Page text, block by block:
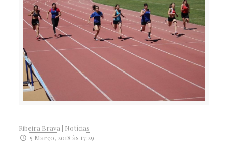
Ribeira Brava
Notícias
5 Março, 2018 às 17:29